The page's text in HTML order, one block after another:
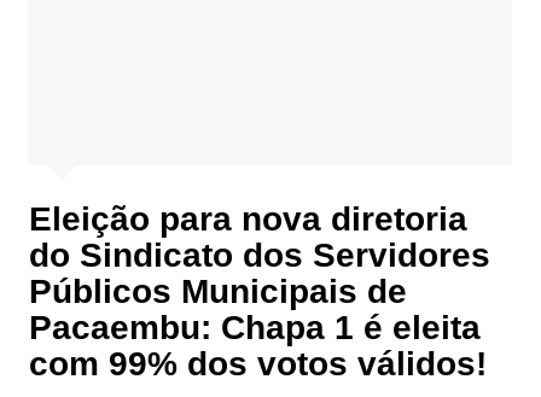
Eleição para nova diretoria
do Sindicato dos Servidores
Públicos Municipais de
Pacaembu: Chapa 1 é eleita
com 99% dos votos válidos!